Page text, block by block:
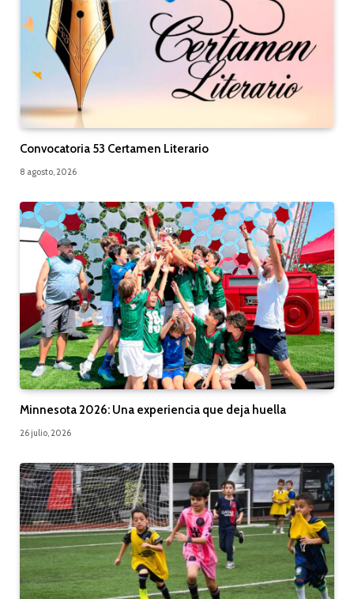
Convocatoria 53 Certamen Literario
8 agosto, 2026
Minnesota 2026: Una experiencia que deja huella
26 julio, 2026